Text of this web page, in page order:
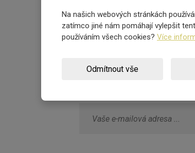
Na našich webových stránkách
zatímco jiné nám pomáhají vylepšit
používáním všech cookies? Více
Odmítnout vše